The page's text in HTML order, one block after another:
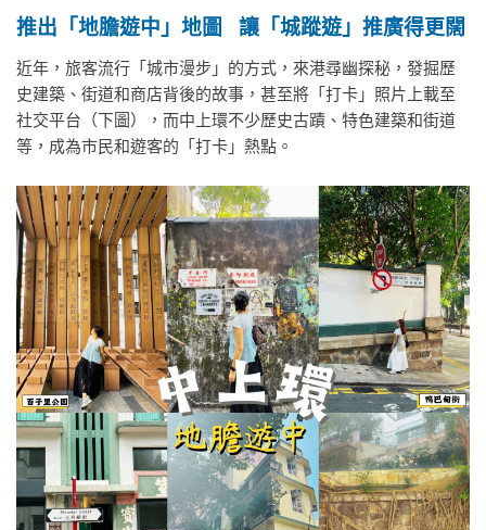
推出「地膽遊中」地圖 讓「城蹤遊」推廣得更闊
近年，旅客流行「城市漫步」的方式，來港尋幽探秘，發掘歷
史建築、街道和商店背後的故事，甚至將「打卡」照片上載至
社交平台（下圖），而中上環不少歷史古蹟、特色建築和街道
等，成為市民和遊客的「打卡」熱點。